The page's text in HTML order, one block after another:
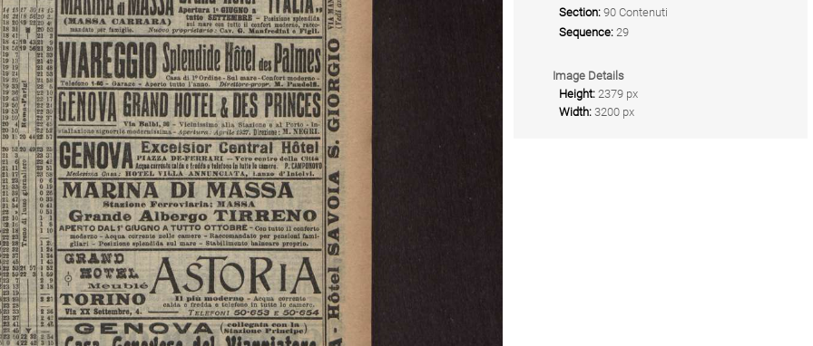
Section: 90 Contenuti
Sequence: 29
Image Details
Height: 2379 px
Width: 3200 px